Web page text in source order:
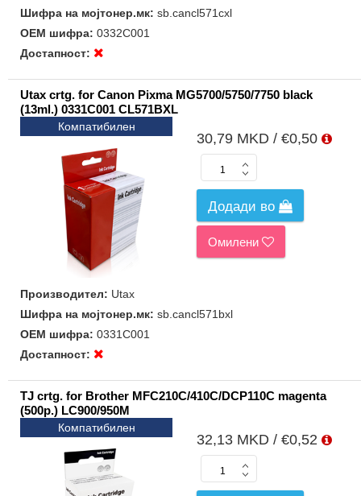
Шифра на мојтонер.мк: sb.cancl571cxl
ОЕМ шифра: 0332C001
Достапност:
Utax crtg. for Canon Pixma MG5700/5750/7750 black
(13ml.) 0331C001 CL571BXL
Компатибилен
30,79 MKD / €0,50
Додади во
Омилени
Производител: Utax
Шифра на мојтонер.мк: sb.cancl571bxl
ОЕМ шифра: 0331C001
Достапност:
TJ crtg. for Brother MFC210C/410C/DCP110C magenta
(500p.) LC900/950M
Компатибилен
32,13 MKD / €0,52